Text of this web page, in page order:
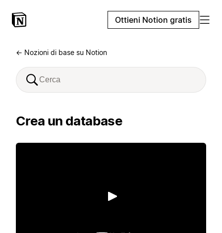
Ottieni Notion gratis
← Nozioni di base su Notion
Crea un database
Riproduci